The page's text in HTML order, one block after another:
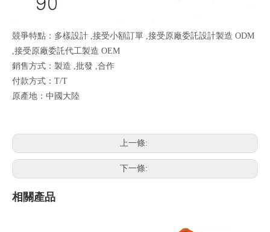
競爭特點：多樣設計 ,接受小額訂單 ,接受原廠委託設計製造 ODM
,接受原廠委託代工製造 OEM
銷售方式：製造 ,批發 ,合作
付款方式：T/T
原產地：中國大陸
上一條:
下一條:
相關產品